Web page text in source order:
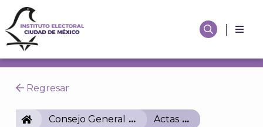
Regresar
IECMConsejo General Actas